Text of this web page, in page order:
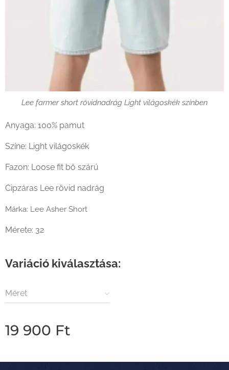
Lee farmer short rövidnadrág Light világoskék színben
Anyaga: 100% pamut
Színe: Light világoskék
Fazon: Loose fit bő szárú
Cipzáras Lee rövid nadrág
Márka: Lee Asher Short
Mérete: 32
Variáció kiválasztása:
Méret
19 900 Ft